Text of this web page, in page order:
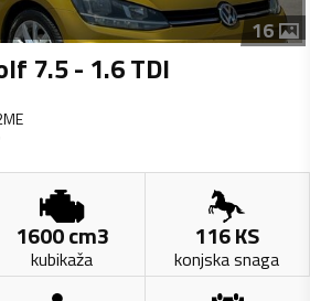
16
7.5 - 1.6 TDI
1600cm3
kubikaža
116KS
konjska snaga